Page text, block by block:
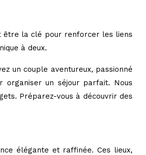
être la clé pour renforcer les liens
à deux.
un couple aventureux, passionné
organiser un séjour parfait. Nous
Préparez-vous à découvrir des
élégante et raffinée. Ces lieux,